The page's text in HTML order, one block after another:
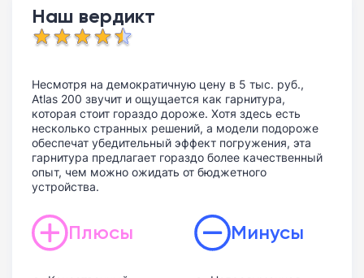
Наш вердикт
Несмотря на демократичную цену в 5 тыс. руб.,
Atlas 200 звучит и ощущается как гарнитура,
которая стоит гораздо дороже. Хотя здесь есть
несколько странных решений, а модели подороже
обеспечат убедительный эффект погружения, эта
гарнитура предлагает гораздо более качественный
опыт, чем можно ожидать от бюджетного
устройства.
Плюсы Минусы